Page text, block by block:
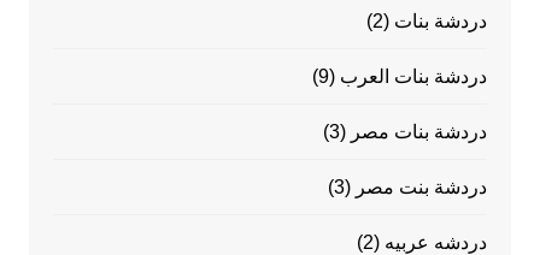
دردشة بنات (2)
دردشة بنات العرب (9)
دردشة بنات مصر (3)
دردشة بنت مصر (3)
دردشه عربيه (2)